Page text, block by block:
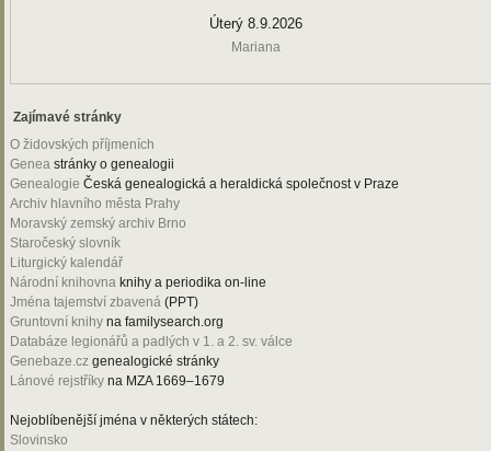
Úterý 8.9.2026
Mariana
Zajímavé stránky
O židovských příjmeních
Genea stránky o genealogii
Genealogie Česká genealogická a heraldická společnost v Praze
Archiv hlavního města Prahy
Moravský zemský archiv Brno
Staročeský slovník
Liturgický kalendář
Národní knihovna knihy a periodika on-line
Jména tajemství zbavená (PPT)
Gruntovní knihy na familysearch.org
Databáze legionářů a padlých v 1. a 2. sv. válce
Genebaze.cz genealogické stránky
Lánové rejstříky na MZA 1669–1679
Nejoblíbenější jména v některých státech:
Slovinsko